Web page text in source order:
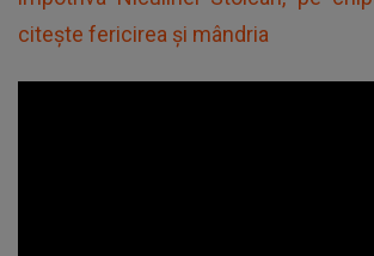
citește fericirea și mândria